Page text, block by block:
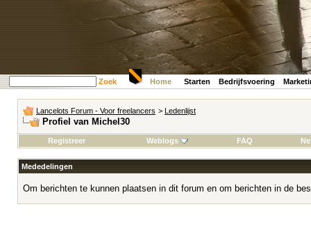
Zoek Home Starten Bedrijfsvoering
Lancelots Forum - Voor freelancers > Ledenlijst
Profiel van Michel30
Registreer Weblogs FAQ
Mededelingen
Om berichten te kunnen plaatsen in dit forum en om berichten in de